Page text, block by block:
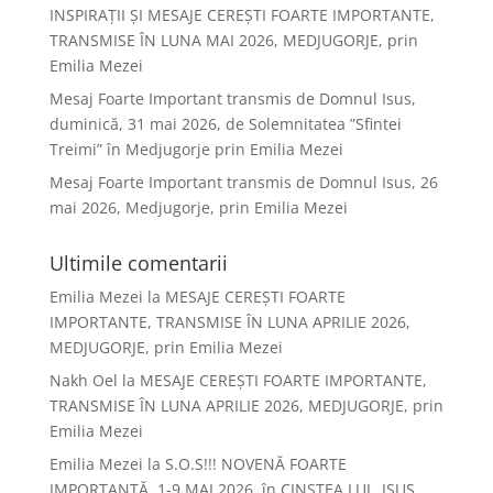
INSPIRAȚII ȘI MESAJE CEREȘTI FOARTE IMPORTANTE,
TRANSMISE ÎN LUNA MAI 2026, MEDJUGORJE, prin
Emilia Mezei
Mesaj Foarte Important transmis de Domnul Isus,
duminică, 31 mai 2026, de Solemnitatea ”Sfintei
Treimi” în Medjugorje prin Emilia Mezei
Mesaj Foarte Important transmis de Domnul Isus, 26
mai 2026, Medjugorje, prin Emilia Mezei
Ultimile comentarii
Emilia Mezei la MESAJE CEREȘTI FOARTE
IMPORTANTE, TRANSMISE ÎN LUNA APRILIE 2026,
MEDJUGORJE, prin Emilia Mezei
Nakh Oel la MESAJE CEREȘTI FOARTE IMPORTANTE,
TRANSMISE ÎN LUNA APRILIE 2026, MEDJUGORJE, prin
Emilia Mezei
Emilia Mezei la S.O.S!!! NOVENĂ FOARTE